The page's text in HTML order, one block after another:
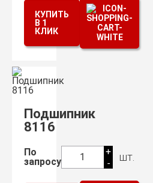
КУПИТЬ
В 1
КЛИК
Подшипник
8116
По
запросу
1
+
-
шт.